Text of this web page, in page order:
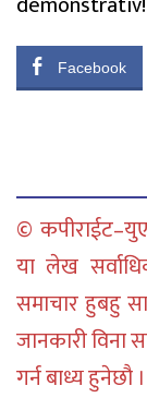
Facebook
©
या लेख
समाचार हुबहु
जानकारी विना
गर्न बाध्य हुनेछौ ।